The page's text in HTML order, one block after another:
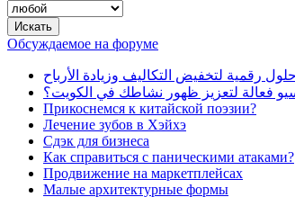
Обсуждаемое на форуме
رقمية لتخفيض التكاليف وزيادة الأرباح
فعالة لتعزيز ظهور نشاطك في الكويت؟
Прикоснемся к китайской поэзии?
Лечение зубов в Хэйхэ
Сдэк для бизнеса
Как справиться с паническими атаками?
Продвижение на маркетплейсах
Малые архитектурные формы